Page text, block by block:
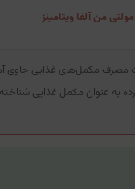
من آلفا ویتامینز
مصرف مکمل‌های غذایی حاوی
به عنوان مکمل غذایی